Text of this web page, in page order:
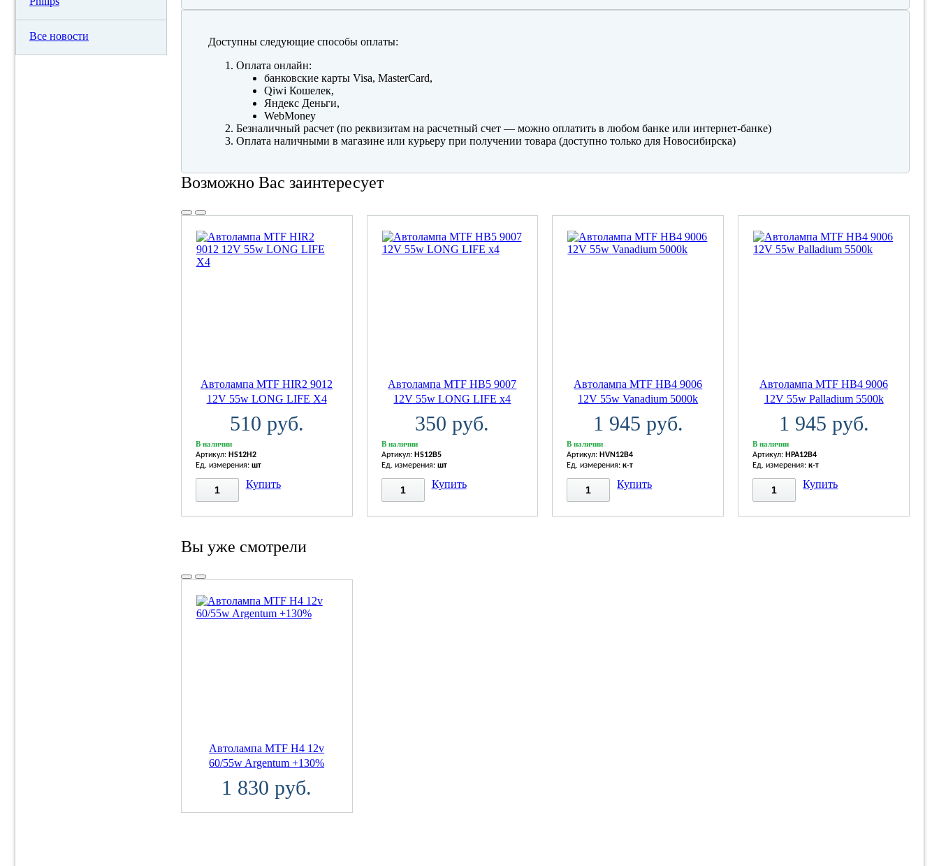
Доступны следующие способы оплаты:
Оплата онлайн:
банковские карты Visa, MasterCard,
Qiwi Кошелек,
Яндекс Деньги,
WebMoney
Безналичный расчет (по реквизитам на расчетный счет — можно оплатить в любом банке или интернет-банке)
Оплата наличными в магазине или курьеру при получении товара (доступно только для Новосибирска)
Возможно Вас заинтересует
Автолампа MTF HIR2 9012
12V 55w LONG LIFE X4
510 руб.
В наличии
Артикул: HS12H2
Ед. измерения: шт
Купить
Автолампа MTF HB5 9007
12V 55w LONG LIFE x4
350 руб.
В наличии
Артикул: HS12B5
Ед. измерения: шт
Купить
Автолампа MTF HB4 9006
12V 55w Vanadium 5000k
1 945 руб.
В наличии
Артикул: HVN12B4
Ед. измерения:к-т
Купить
Автолампа MTF HB4 9006
12V 55w Palladium 5500k
1 945 руб.
В наличии
Артикул: HPA12B4
Ед. измерения:к-т
Купить
Вы уже смотрели
Автолампа MTF H4 12v
60/55w Argentum +130%
1 830 руб.
Все новости